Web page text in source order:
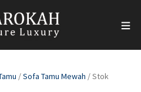
/Sofa Tamu Mewah / Stok